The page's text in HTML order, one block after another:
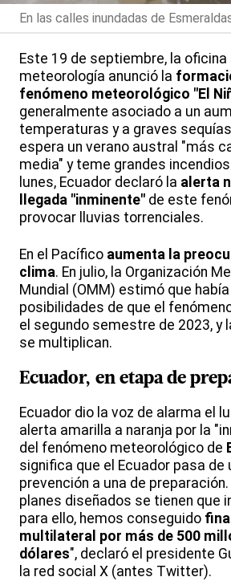
En las calles inundadas de
Este 19 de septiembre, la
meteorología anunció la
fenómeno meteorológico "El
generalmente asociado a un
temperaturas y a graves
espera un verano austral "más
media" y teme grandes
lunes, Ecuador declaró la alerta
llegada "inminente" de este
provocar lluvias torrenciales.
En el Pacífico aumenta la
clima. En julio, la Organización
Mundial (OMM) estimó que había
posibilidades de que el
el segundo semestre de 2023, y
se multiplican.
Ecuador, en etapa de
Ecuador dio la voz de alarma el
alerta amarilla a naranja por la
del fenómeno meteorológico de
significa que el Ecuador pasa de
prevención a una de
planes diseñados se tienen que
para ello, hemos conseguido
multilateral por más de 500
dólares", declaró el presidente
la red social X (antes Twitter).